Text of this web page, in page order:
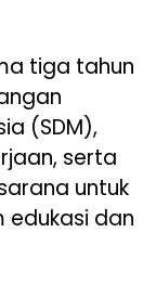
tiga tahun
(SDM),
serta
untuk
dan